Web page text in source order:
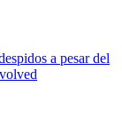
a pesar del